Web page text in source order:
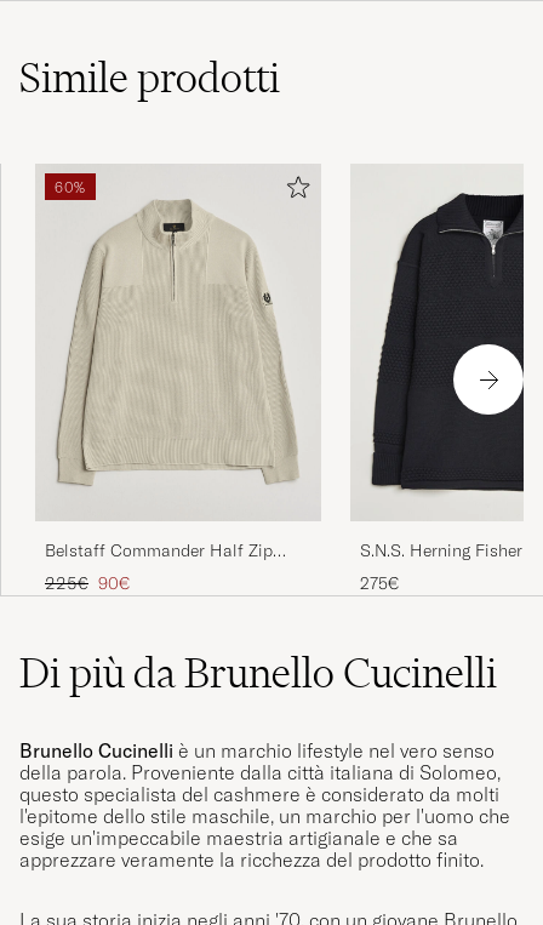
Simileprodotti
60%
Belstaff Commander Half Zip
Silver Birch
Prezzo ordinario
225€ Prezzo ridotto
90€
S.N.S. Herning
Zip Navy Blue
275€
Di più da Brunello Cucinelli
Brunello Cucinelli è un marchio lifestyle nel vero senso
della parola. Proveniente dalla città italiana di Solomeo,
questo specialista del cashmere è considerato da molti
l'epitome dello stile maschile, un marchio per l'uomo che
esige un'impeccabile maestria artigianale e che sa
apprezzare veramente la ricchezza del prodotto finito.